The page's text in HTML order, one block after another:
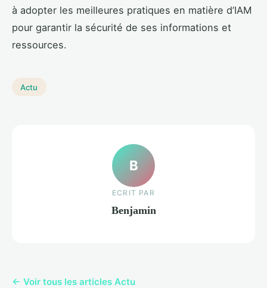
à adopter les meilleures pratiques en matière d’IAM
pour garantir la sécurité de ses informations et
ressources.
Actu
B
ECRIT PAR
Benjamin
← Voir tous les articles Actu